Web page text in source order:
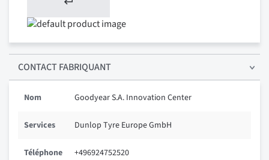
CONTACT FABRIQUANT
Nom Goodyear S.A. Innovation Center
Services Dunlop Tyre Europe GmbH
Téléphone +496924752520